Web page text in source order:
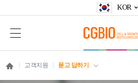
KOR
고객지원 묻고 답하기